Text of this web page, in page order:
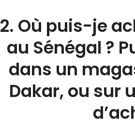
2. Où puis-je
au Sénégal ?
dans un
Dakar, ou sur